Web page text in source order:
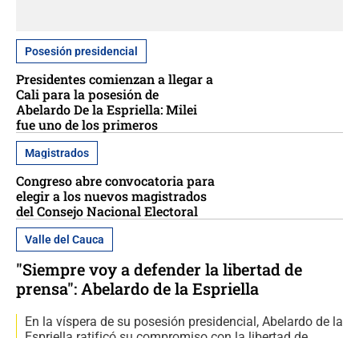
Posesión presidencial
Presidentes comienzan a llegar a
Cali para la posesión de
Abelardo De la Espriella: Milei
fue uno de los primeros
Magistrados
Congreso abre convocatoria para
elegir a los nuevos magistrados
del Consejo Nacional Electoral
Valle del Cauca
"Siempre voy a defender la libertad de
prensa": Abelardo de la Espriella
En la víspera de su posesión presidencial, Abelardo de la